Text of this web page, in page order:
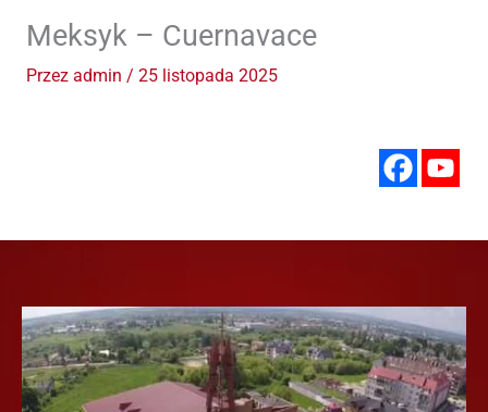
Meksyk – Cuernavace
Przez admin / 25 listopada 2025
Przezadmin/25 listopada 2025